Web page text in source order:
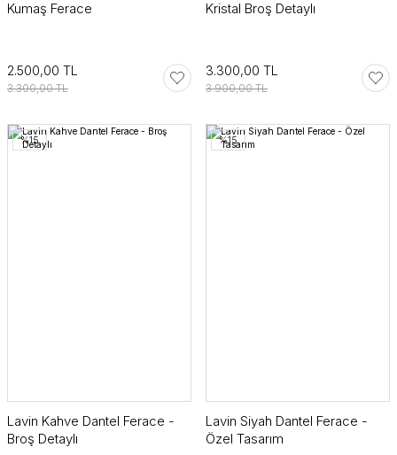
Kumaş Ferace
2.500,00 TL
3.300,00 TL
Kristal Broş Detaylı
3.300,00 TL
3.900,00 TL
%15
Lavin Kahve Dantel Ferace -
Broş Detaylı
%15
Lavin Siyah Dantel Ferace -
Özel Tasarım